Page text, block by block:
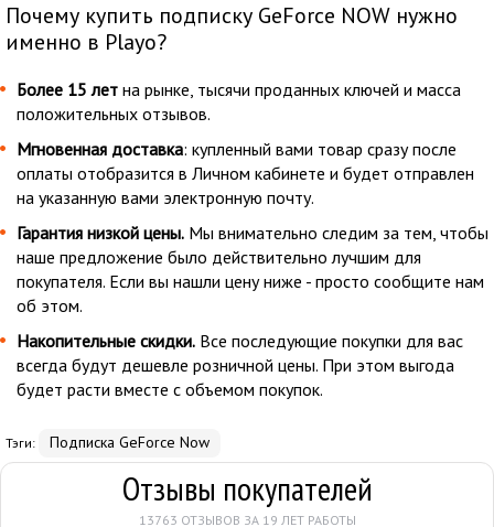
Почему купить подписку GeForce NOW нужно
именно в Playo?
Более 15 лет на рынке, тысячи проданных ключей и масса
положительных отзывов.
Мгновенная доставка: купленный вами товар сразу после
оплаты отобразится в Личном кабинете и будет отправлен
на указанную вами электронную почту.
Гарантия низкой цены. Мы внимательно следим за тем, чтобы
наше предложение было действительно лучшим для
покупателя. Если вы нашли цену ниже - просто сообщите нам
об этом.
Накопительные скидки. Все последующие покупки для вас
всегда будут дешевле розничной цены. При этом выгода
будет расти вместе с объемом покупок.
Тэги: Подписка GeForce Now
Отзывы покупателей
13763 ОТЗЫВОВ ЗА 19 ЛЕТ РАБОТЫ